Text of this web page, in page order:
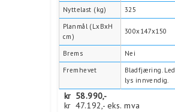
Nyttelast (kg)
325
Planmål (LxBxH
cm)
300x147x150
Brems
Nei
Fremhevet
Bladfjæring. Led
lys innvendig.
kr 58.990,-
kr 47.192,- eks. mva